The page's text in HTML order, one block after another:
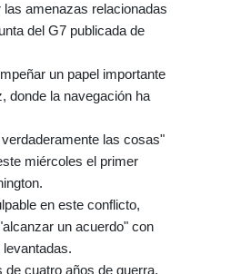
amenazas relacionadas
del G7 publicada de
un papel importante
donde la navegación ha
las cosas"
miércoles el primer
en este conflicto,
un acuerdo" con
cuatro años de guerra,